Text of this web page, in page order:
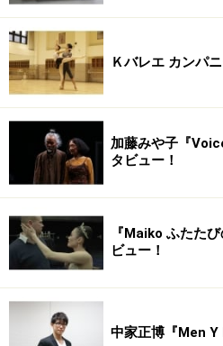
Ｋバレエ カンパ
加藤みや子『
タビュー！
『Maiko ふたた
ビュー！
中家正博『Men Y